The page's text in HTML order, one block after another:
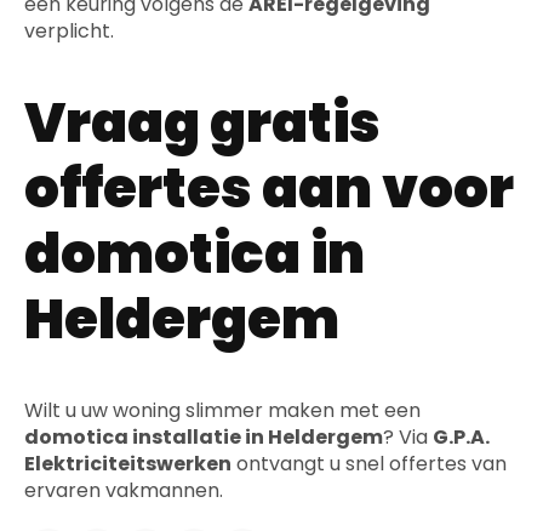
verplicht.
Vraag gratis
offertes aan voor
domotica in
Heldergem
Wilt u uw woning slimmer maken met een
domotica installatie in Heldergem? Via G.P.A.
Elektriciteitswerken ontvangt u snel offertes van
ervaren vakmannen.